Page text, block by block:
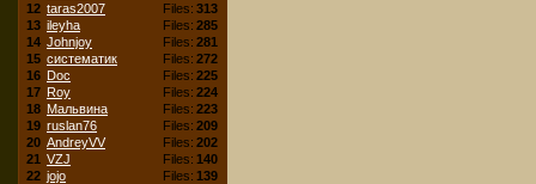
12 taras2007 Files: 313
13 ileyha Files: 285
14 Johnjoy Files: 281
15 систематик Files: 272
16 Doc Files: 225
17 Roy Files: 224
18 Мальвина Files: 223
19 ruslan76 Files: 209
20 AndreyVV Files: 202
21 VZJ Files: 140
22 jojo Files: 139